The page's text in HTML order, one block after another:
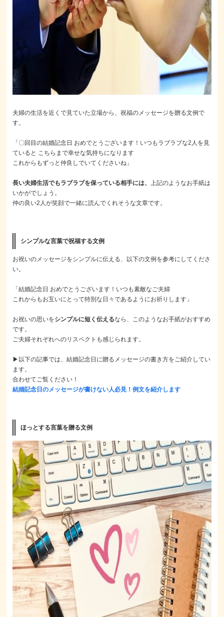
夫婦の生活を近くで見ていた立場から、祝福のメッセージを贈る文例で
す。
「〇回目の結婚記念日 おめでとうございます！いつもラブラブな2人を見
ていると こちらまで幸せな気持ちになります
これからもずっと仲良しでいてくださいね」
長い夫婦生活でもラブラブを保っている相手には、上記のようなお手紙は
いかがでしょう。
仲の良い2人が笑顔で一緒に読んでくれそうな文章です。
シンプルな言葉で祝福する文例
お祝いのメッセージをシンプルに伝える、以下の文例を参考にしてくださ
い。
「結婚記念日 おめでとうございます！いつも素敵なご夫婦
これからもお互いにとって特別な日々であるようにお祈りします」
お祝いの思いをシンプルに短く伝えるなら、このようなお手紙がおすすめ
です。
ご夫婦それぞれへのリスペクトも感じられます。
▶以下の記事では、結婚記念日に贈るメッセージの書き方をご紹介してい
ます。
合わせてご覧ください！
結婚記念日のメッセージが書けない人必見！例文を紹介します
ほっとする言葉を贈る文例